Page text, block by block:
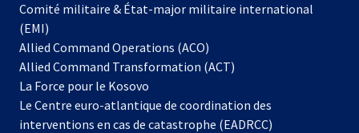
Comité militaire & État-major militaire international
(EMI)
Allied Command Operations (ACO)
dans
nouvel
onglet
Allied Command Transformation (ACT)
La Force pour le Kosovo
dans
un
Le Centre euro-atlantique de coordination des
interventions en cas de catastrophe (EADRCC)